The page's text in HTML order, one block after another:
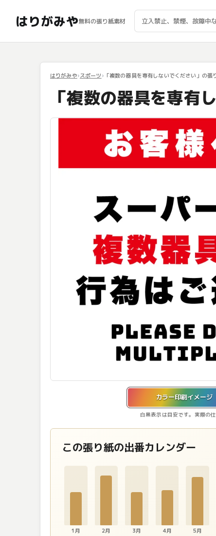
はりがみや無料の張り紙素材
はりがみや スポーツ 「複数の器具を専有しないでください」の張
「複数の器具を専有
カラー印刷イメージ
白黒表示は目安です。実際の
カラー印刷イメージを表示しています。
この張り紙の出番カレンダー
1月 2月 3月 4月 5月